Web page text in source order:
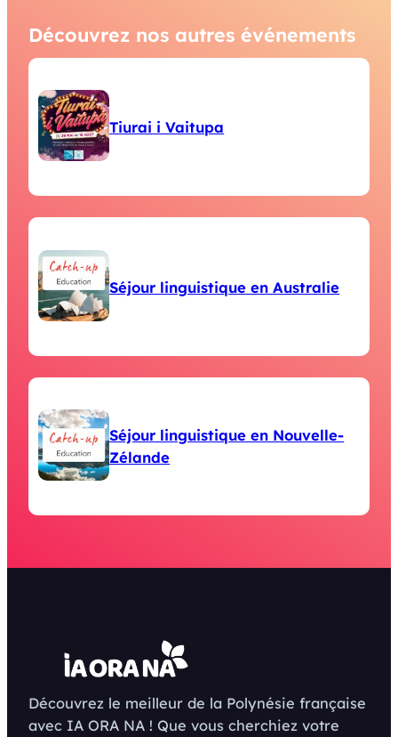
Découvrez nos autres événements
Tiurai i Vaitupa
Séjour linguistique en Australie
Séjour linguistique en Nouvelle-
Zélande
Découvrez le meilleur de la Polynésie française
avec IA ORA NA ! Que vous cherchiez votre